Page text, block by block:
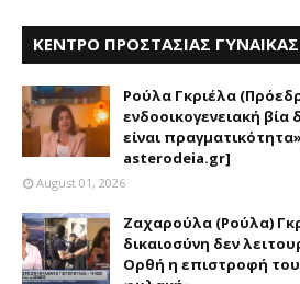
ΚΕΝΤΡΟ ΠΡΟΣΤΑΣΙΑΣ
Ρούλα Γκριέλα
ενδοοικογενειακή βία
είναι
asterodeia.gr]
August 01, 2026
Ζαχαρούλα (Ρούλα)
δικαιοσύνη δεν
Ορθή η επιστροφή